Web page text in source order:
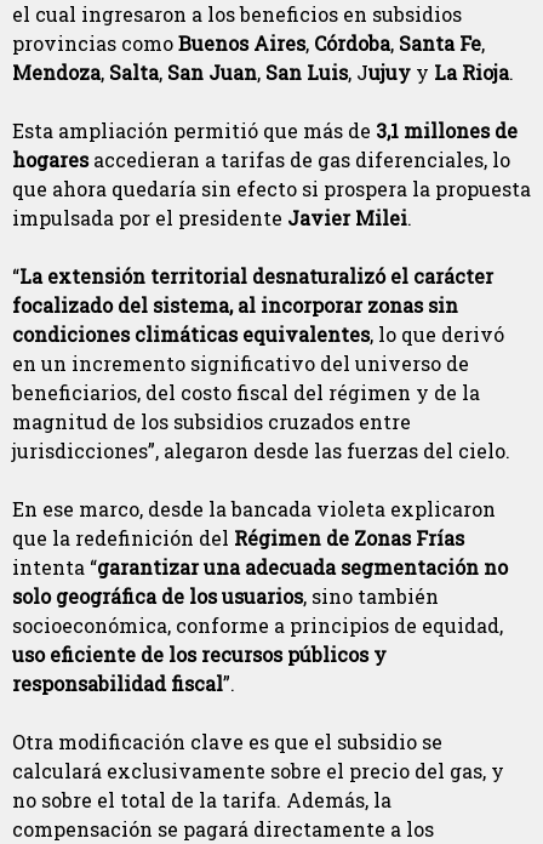
el cual ingresaron a los beneficios en subsidios
provincias comoBuenos Aires, Córdoba, Santa Fe,
Mendoza, Salta, San Juan, San Luis, Jujuy y La Rioja.
Esta ampliación permitió que más de 3,1 millones de
hogaresaccedieran a tarifas de gas diferenciales, lo
que ahora quedaría sin efecto si prospera la propuesta
impulsada por el presidente Javier Milei.
“La extensión territorial desnaturalizó el carácter
focalizado del sistema, al incorporar zonas sin
condiciones climáticas equivalentes, lo que derivó
en un incremento significativo del universo de
beneficiarios, del costo fiscal del régimen y de la
magnitud de los subsidios cruzados entre
jurisdicciones”, alegaron desde las fuerzas del cielo.
En ese marco, desde la bancada violeta explicaron
que la redefinición del Régimen de Zonas Frías
intenta “garantizar una adecuada segmentación no
solo geográfica de los usuarios, sino también
socioeconómica, conforme a principios de equidad,
uso eficiente de los recursos públicos y
responsabilidad fiscal”.
Otra modificación clave es que el subsidio se
calculará exclusivamente sobre el precio del gas, y
no sobre el total de la tarifa. Además, la
compensación se pagará directamente a los